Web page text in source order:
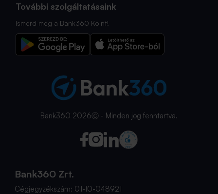
További szolgáltatásaink
Ismerd meg a Bank360 Koint!
Bank360 2026Ⓒ - Minden jog fenntartva.
Bank360 Zrt.
Cégjegyzékszám: 01-10-048921